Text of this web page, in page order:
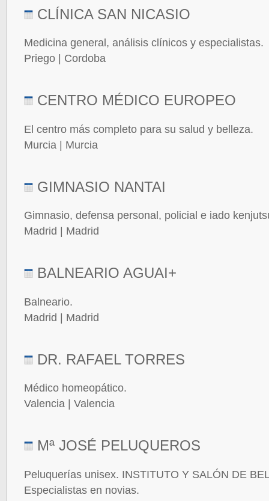
CLÍNICA SAN NICASIO
Medicina general, análisis clínicos y especialistas.
Priego | Cordoba
CENTRO MÉDICO EUROPEO
El centro más completo para su salud y belleza.
Murcia | Murcia
GIMNASIO NANTAI
Gimnasio, defensa personal, policial e iado
Madrid | Madrid
BALNEARIO AGUAI+
Balneario.
Madrid | Madrid
DR. RAFAEL TORRES
Médico homeopático.
Valencia | Valencia
Mª JOSÉ PELUQUEROS
Peluquerías unisex. INSTITUTO Y SALÓN DE
Especialistas en novias.